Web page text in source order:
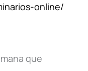
online/
que